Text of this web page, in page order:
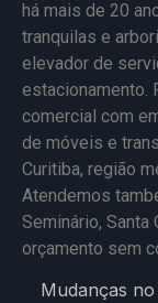
há mais de 20
tranquilas e
elevador de
estacionamento.
comercial com
de móveis e
Curitiba, região
Atendemos
Seminário, Santa
orçamento sem
Mudanças